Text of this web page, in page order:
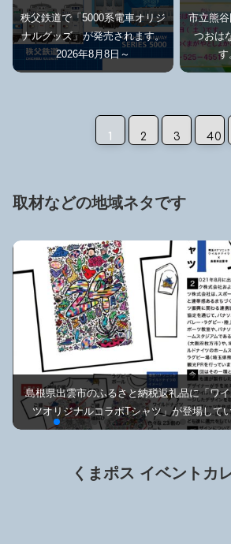
秩父鉄道で「5000系電車オリジ
ナルグッズ」が発売されます。
2026年8月8日～
市立熊
つおは
す
1 2 3 40
取材などの地域ネタです
島根県出雲市のふるさと納税返礼品に「ワ
ツオリジナルコラボTシャツ」が登場して
くまポス イベントカ